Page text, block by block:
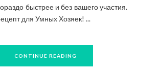
быстрее и без вашего участия.
для Умных Хозяек! ...
CONTINUE READING